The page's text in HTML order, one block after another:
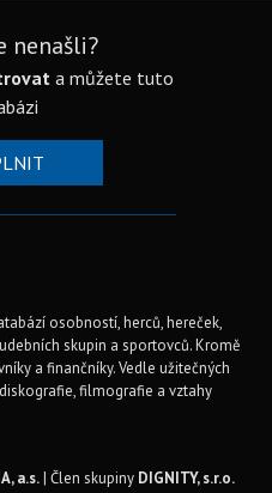
nenašli?
a můžete tuto
osobností, herců, hereček,
skupin a sportovců. Kromě
a finančníky. Vedle užitečných
filmografie a vztahy
a.s.| Člen skupiny DIGNITY, s.r.o.